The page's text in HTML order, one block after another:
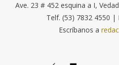
Ave. 23 # 452 esquina a I,
Telf. (53) 7832 4550 |
Escríbanos a